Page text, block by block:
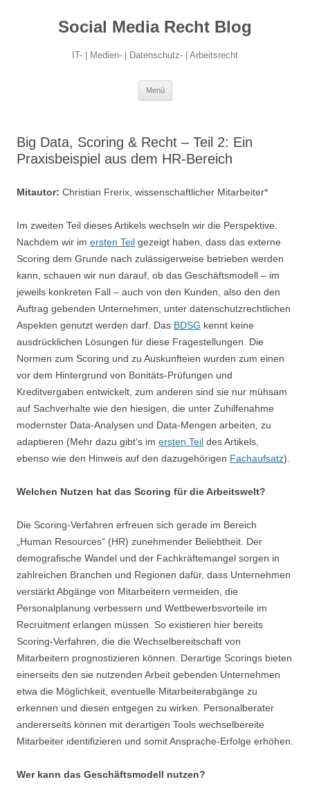
Social Media Recht Blog
IT- | Medien- | Datenschutz- | Arbeitsrecht
Menü
Big Data, Scoring & Recht – Teil 2: Ein
Praxisbeispiel aus dem HR-Bereich
Mitautor: Christian Frerix, wissenschaftlicher Mitarbeiter*
Im zweiten Teil dieses Artikels wechseln wir die Perspektive.
Nachdem wir im ersten Teil gezeigt haben, dass das externe
Scoring dem Grunde nach zulässigerweise betrieben werden
kann, schauen wir nun darauf, ob das Geschäftsmodell – im
jeweils konkreten Fall – auch von den Kunden, also den den
Auftrag gebenden Unternehmen, unter datenschutzrechtlichen
Aspekten genutzt werden darf. Das BDSG kennt keine
ausdrücklichen Lösungen für diese Fragestellungen. Die
Normen zum Scoring und zu Auskunfteien wurden zum einen
vor dem Hintergrund von Bonitäts-Prüfungen und
Kreditvergaben entwickelt, zum anderen sind sie nur mühsam
auf Sachverhalte wie den hiesigen, die unter Zuhilfenahme
modernster Data-Analysen und Data-Mengen arbeiten, zu
adaptieren (Mehr dazu gibt’s im ersten Teil des Artikels,
ebenso wie den Hinweis auf den dazugehörigen Fachaufsatz).
Welchen Nutzen hat das Scoring für die Arbeitswelt?
Die Scoring-Verfahren erfreuen sich gerade im Bereich
„Human Resources“ (HR) zunehmender Beliebtheit. Der
demografische Wandel und der Fachkräftemangel sorgen in
zahlreichen Branchen und Regionen dafür, dass Unternehmen
verstärkt Abgänge von Mitarbeitern vermeiden, die
Personalplanung verbessern und Wettbewerbsvorteile im
Recruitment erlangen müssen. So existieren hier bereits
Scoring-Verfahren, die die Wechselbereitschaft von
Mitarbeitern prognostizieren können. Derartige Scorings bieten
einerseits den sie nutzenden Arbeit gebenden Unternehmen
etwa die Möglichkeit, eventuelle Mitarbeiterabgänge zu
erkennen und diesen entgegen zu wirken. Personalberater
andererseits können mit derartigen Tools wechselbereite
Mitarbeiter identifizieren und somit Ansprache-Erfolge erhöhen.
Wer kann das Geschäftsmodell nutzen?